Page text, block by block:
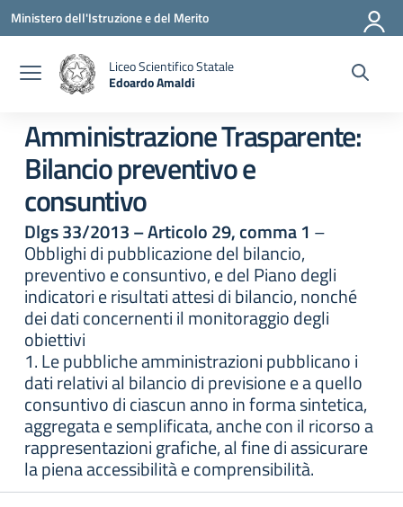
Vai ai contenuti
Vai al menu di navigazione
Vai al footer
Ministero dell'Istruzione e del Merito
Liceo Scientifico Statale
Edoardo Amaldi
Amministrazione Trasparente:
Bilancio preventivo e
consuntivo
Dlgs 33/2013 – Articolo 29, comma 1 –
Obblighi di pubblicazione del bilancio,
preventivo e consuntivo, e del Piano degli
indicatori e risultati attesi di bilancio, nonché
dei dati concernenti il monitoraggio degli
obiettivi
1. Le pubbliche amministrazioni pubblicano i
dati relativi al bilancio di previsione e a quello
consuntivo di ciascun anno in forma sintetica,
aggregata e semplificata, anche con il ricorso a
rappresentazioni grafiche, al fine di assicurare
la piena accessibilità e comprensibilità.